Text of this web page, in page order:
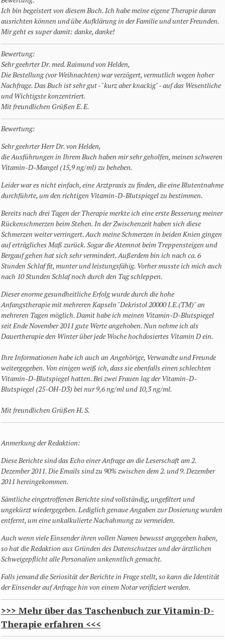
Ich bin begeistert von diesem Buch. Ich habe meine eigene Therapie daran
ausrichten können und übe Aufklärung in der Familie und unter Freunden.
Mir geht es super damit: danke, danke!
Bewertung:
Sehr geehrter Dr. med. Raimund von Helden,
Die Bestellung (vor Weihnachten) war verzögert, vermutlich wegen hoher
Nachfrage. Das Buch ist sehr gut - "kurz aber knackig" - auf das Wesentliche
und Wichtigste konzentriert.
Mit freundlichen Grüßen E. E.
Bewertung:
Sehr geehrter Herr Dr. von Helden,
die Ausführungen in Ihrem Buch haben mir sehr geholfen, meinen schweren
Vitamin-D-Mangel (15,9 ng/ml) zu beheben.
Leider war es nicht einfach, eine Arztpraxis zu finden, die eine Blutentnahme
durchführte, um den richtigen Vitamin-D-Blutspiegel zu bestimmen.
Bereits nach drei Tagen der Therapie merkte ich eine erste Besserung meiner
Rückenschmerzen beim Stehen. In der Zwischenzeit haben sich diese
Schmerzen weiter verringert. Auch meine Schmerzen in beiden Knien gingen
auf erträgliches Maß zurück. Sogar die Atemnot beim Treppensteigen und
Bergauf gehen hat sich sehr vermindert. Außerdem bin ich nach ca. 6
Stunden Schlaf fit, munter und leistungsfähig. Vorher musste ich mich auch
nach 10 Stunden Schlaf noch durch den Tag schleppen.
Dieser enorme gesundheitliche Erfolg wurde durch die hohe
Anfangstherapie mit mehreren Kapseln "Dekristol 20000 I.E.(TM)" an
mehreren Tagen möglich. Damit habe ich meinen Vitamin-D-Blutspiegel
seit Ende November 2011 gute Werte angehoben. Nun nehme ich als
Dauertherapie den Winter über jede Woche hochdosiertes Vitamin D ein.
Ihre Informationen habe ich auch an Angehörige, Verwandte und Freunde
weitergegeben. Von einigen weiß ich, dass sie ebenfalls einen schlechten
Vitamin-D-Blutspiegel hatten. Bei zwei Frauen lag der Vitamin-D-
Blutspiegel (25-OH-D3) bei nur 9,6 ng/ml und 10,3 ng/ml.
Mit freundlichen Grüßen H. S.
Anmerkung der Redaktion:
Diese Berichte sind das Echo einer Anfrage an die Leserschaft am 2.
Dezember 2011. Die Emails sind zu 90% zwischen dem 2. und 9. Dezember
2011 hereingekommen.
Sämtliche eingetroffenen Berichte sind vollständig, ungefiltert und
ungekürzt wiedergegeben. Lediglich genaue Angaben zur Dosierung wurden
entfernt, um eine unkalkulierte Nachahmung zu vermeiden.
Auch wenn viele Einsender ihren vollen Namen bewusst angegeben haben,
so hat die Redaktion aus Gründen des Datenschutzes und der ärztlichen
Schweigepflicht alle Personalien unkenntlich gemacht.
Falls jemand die Seriosität der Berichte in Frage stellt, so kann die Identität
der Einsenderauf Anfrage hin von einem Notar verifiziert werden.
>>> Mehr über das Taschenbuch zur Vitamin-D-
Therapie erfahren <<<